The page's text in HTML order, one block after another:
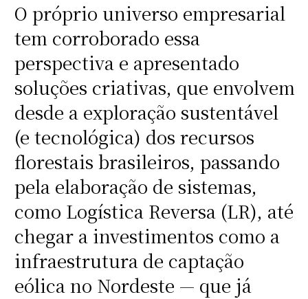
O próprio universo empresarial
tem corroborado essa
perspectiva e apresentado
soluções criativas, que envolvem
desde a exploração sustentável
(e tecnológica) dos recursos
florestais brasileiros, passando
pela elaboração de sistemas,
como Logística Reversa (LR), até
chegar a investimentos como a
infraestrutura de captação
eólica no Nordeste — que já